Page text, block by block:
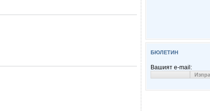
БЮЛЕТИН
Вашият e-mail: